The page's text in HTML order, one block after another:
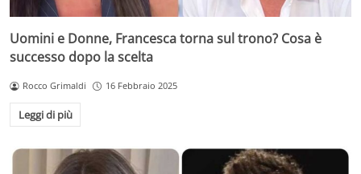
Uomini e Donne, Francesca torna sul trono? Cosa è
successo dopo la scelta
Rocco Grimaldi 16 Febbraio 2025
Leggi di più